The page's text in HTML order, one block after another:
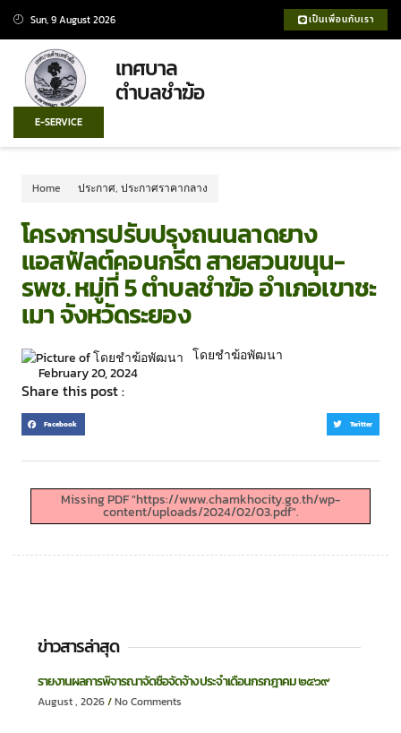
Sun, 9 August 2026 เป็นเพื่อนกับเรา
เทศบาล
ตำบลชำฆ้อ
E-SERVICE
Home ประกาศ, ประกาศราคากลาง
โครงการปรับปรุงถนนลาดยาง
แอสฟัลต์คอนกรีต สายสวนขนุน-
รพช. หมู่ที่ 5 ตำบลชำฆ้อ อำเภอเขาชะ
เมา จังหวัดระยอง
โดยชำฆ้อพัฒนา
February 20, 2024
Share this post :
Facebook Twitter
Missing PDF "https://www.chamkhocity.go.th/wp-
content/uploads/2024/02/03.pdf".
ข่าวสารล่าสุด
รายงานผลการพิจารณาจัดซื้อจัดจ้าง ประจำเดือนกรกฎาคม ๒๕๖๙
August , 2026 No Comments